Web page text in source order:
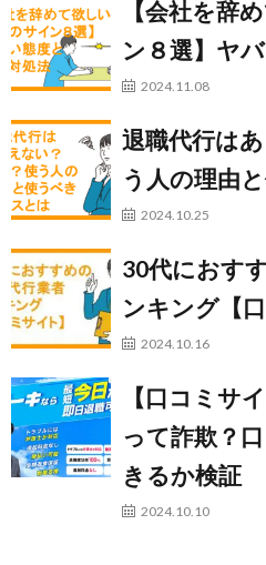
【会社を辞
ン８選】ヤ
2024.11.08
退職代行は
う人の理由
2024.10.25
30代におす
ンキング【
2024.10.16
【口コミサ
って詐欺？
きるか検証
2024.10.10